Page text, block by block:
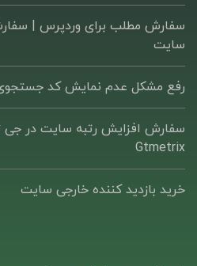
سفارش مطلب برای وردپرس |‌
سایت
رفع مشکل عدم نمایش کد
سفارش افزایش رتبه سایت در جی
Gtmetrix
خرید بازدید کننده خارجی سایت